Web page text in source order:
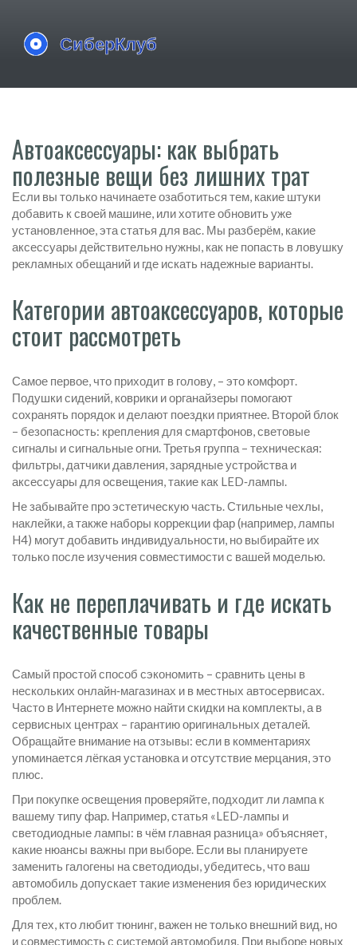
Автоаксессуары: как выбрать
полезные вещи без лишних трат
Если вы только начинаете озаботиться тем, какие штуки
добавить к своей машине, или хотите обновить уже
установленное, эта статья для вас. Мы разберём, какие
аксессуары действительно нужны, как не попасть в ловушку
рекламных обещаний и где искать надежные варианты.
Категории автоаксессуаров, которые
стоит рассмотреть
Самое первое, что приходит в голову, – это комфорт.
Подушки сидений, коврики и органайзеры помогают
сохранять порядок и делают поездки приятнее. Второй блок
– безопасность: крепления для смартфонов, световые
сигналы и сигнальные огни. Третья группа – техническая:
фильтры, датчики давления, зарядные устройства и
аксессуары для освещения, такие как LED‑лампы.
Не забывайте про эстетическую часть. Стильные чехлы,
наклейки, а также наборы коррекции фар (например, лампы
H4) могут добавить индивидуальности, но выбирайте их
только после изучения совместимости с вашей моделью.
Как не переплачивать и где искать
качественные товары
Самый простой способ сэкономить – сравнить цены в
нескольких онлайн‑магазинах и в местных автосервисах.
Часто в Интернете можно найти скидки на комплекты, а в
сервисных центрах – гарантию оригинальных деталей.
Обращайте внимание на отзывы: если в комментариях
упоминается лёгкая установка и отсутствие мерцания, это
плюс.
При покупке освещения проверяйте, подходит ли лампа к
вашему типу фар. Например, статья «LED‑лампы и
светодиодные лампы: в чём главная разница» объясняет,
какие нюансы важны при выборе. Если вы планируете
заменить галогены на светодиоды, убедитесь, что ваш
автомобиль допускает такие изменения без юридических
проблем.
Для тех, кто любит тюнинг, важен не только внешний вид, но
и совместимость с системой автомобиля. При выборе новых